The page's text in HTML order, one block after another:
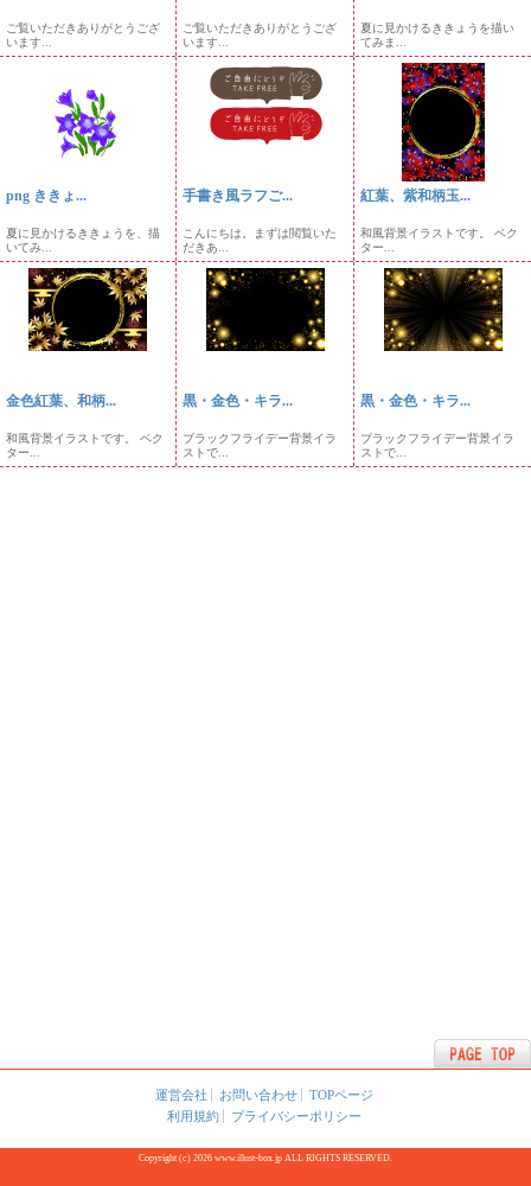
ご覧いただきありがとうござ
います...
ご覧いただきありがとうござ
います...
夏に見かけるききょうを描い
てみま...
png ききょ...
夏に見かけるききょうを、描
いてみ...
手書き風ラフご...
こんにちは。まずは閲覧いた
だきあ...
紅葉、紫和柄玉...
和風背景イラストです。 ベク
ター...
金色紅葉、和柄...
和風背景イラストです。 ベク
ター...
黒・金色・キラ...
ブラックフライデー背景イラ
ストで...
黒・金色・キラ...
ブラックフライデー背景イラ
ストで...
運営会社 お問い合わせ
TOPページ
利用規約
プライバシーポリシー
Copyright (c) 2026 www.illust-box.jp ALL RIGHTS RESERVED.